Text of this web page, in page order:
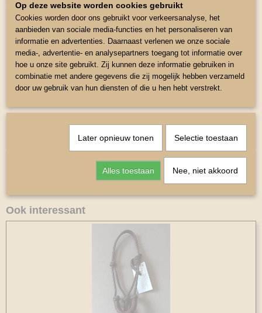
Omschrijving
Lilly Halster verstelbaar
Mooie klein fijn halster Speciaal voor de aller kleinsten ponys
Het halster is op de neus verstelbaar
Neusomvang Klein 39cm te verstelen tot 42cm
Ook interessant
Op deze website worden cookies gebruikt
Cookies worden door ons gebruikt voor verkeersanalyse, het
aanbieden van sociale media-functies en het personaliseren van
informatie en advertenties. Daarnaast verlenen we onze sociale
media-, advertentie- en analysepartners toegang tot informatie over
hoe u onze site gebruikt. Zij kunnen deze informatie gebruiken in
combinatie met andere gegevens die zij mogelijk hebben verzameld
door uw gebruik van hun diensten of die u hen hebt verstrekt.
Later opnieuw tonen Selectie toestaan
Alles toestaan Nee, niet akkoord